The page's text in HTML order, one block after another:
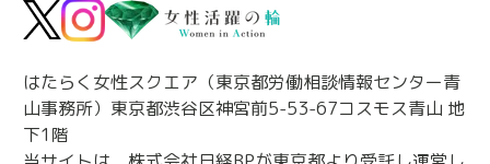
はたらく女性スクエア（東京都労働相談情報センター青
山事務所）東京都渋谷区神宮前5-53-67コスモス青山 地
下1階